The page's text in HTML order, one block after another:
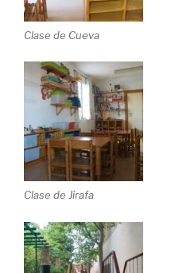
Clase de Cueva
Clase de Jirafa